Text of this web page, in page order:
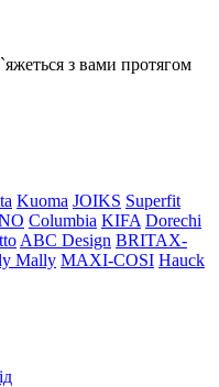
з вами протягом
Kuoma JOIKS Superfit
Columbia KIFA Dorechi
ABC Design BRITAX-
Mally MAXI-COSI Hauck